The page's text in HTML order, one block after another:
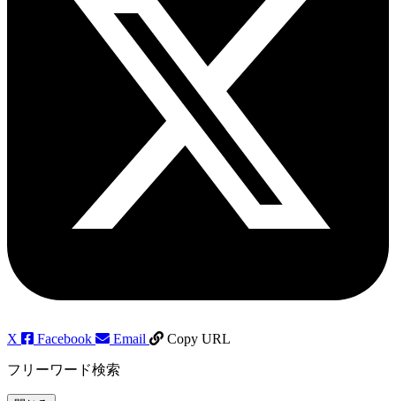
X Facebook Email Copy URL
フリーワード検索